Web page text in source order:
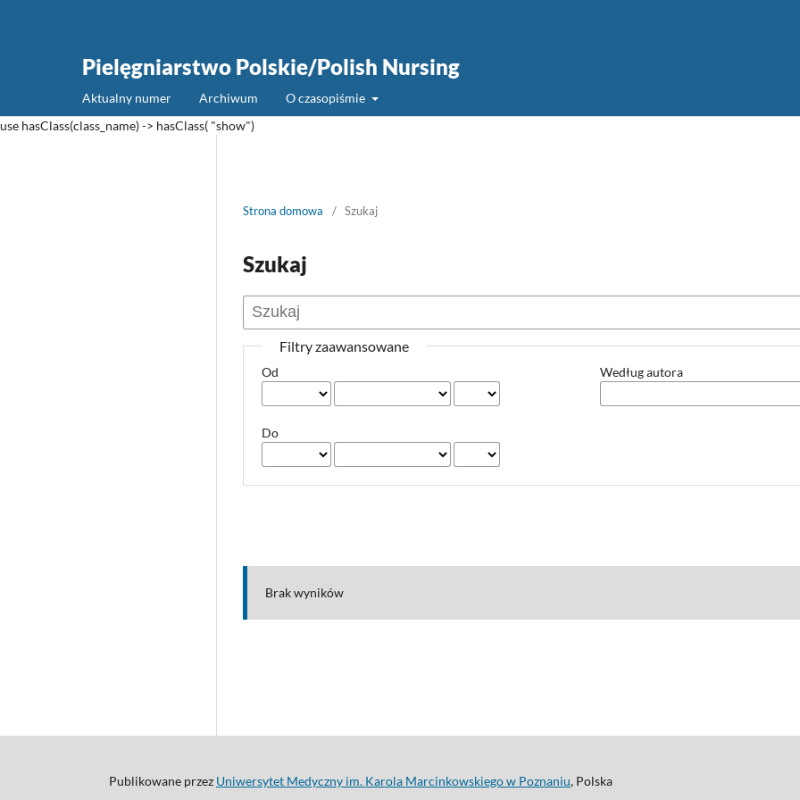
Pielęgniarstwo Polskie/Polish Nursing
Aktualny numer Archiwum O czasopiśmie
use hasClass(class_name) -> hasClass( "show")
Strona domowa / Szukaj
Szukaj
Filtry zaawansowane
Od
Do
Według autora
Brak wyników
Publikowane przez Uniwersytet Medyczny im. Karola Marcinkowskiego w Poznaniu, Polska